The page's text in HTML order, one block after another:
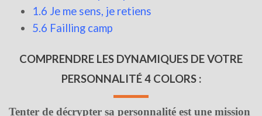
1.6 Je me sens, je retiens
5.6 Failling camp
COMPRENDRE LES DYNAMIQUES DE VOTRE
PERSONNALITÉ 4 COLORS :
Tenter de décrypter sa personnalité est une mission